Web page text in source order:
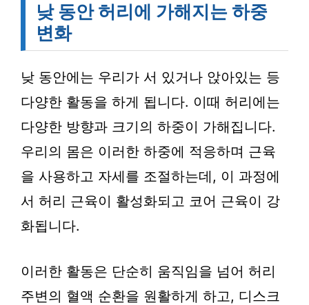
낮 동안 허리에 가해지는 하중
변화
낮 동안에는 우리가 서 있거나 앉아있는 등
다양한 활동을 하게 됩니다. 이때 허리에는
다양한 방향과 크기의 하중이 가해집니다.
우리의 몸은 이러한 하중에 적응하며 근육
을 사용하고 자세를 조절하는데, 이 과정에
서 허리 근육이 활성화되고 코어 근육이 강
화됩니다.
이러한 활동은 단순히 움직임을 넘어 허리
주변의 혈액 순환을 원활하게 하고, 디스크